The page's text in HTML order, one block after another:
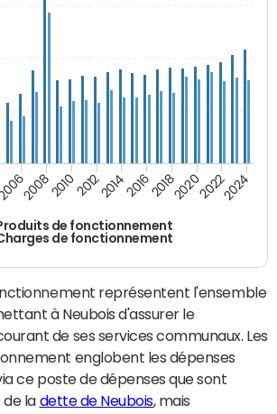
de fonctionnement
de fonctionnement
200820102012201420162018202020222024
représentent l'ensemble
à Neubois d'assurer le
de ses services communaux. Les
englobent les dépenses
ce poste de dépenses que sont
de la dette de Neubois, mais